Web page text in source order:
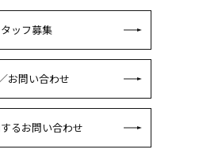
ッフ募集
お問い合わせ
るお問い合わせ